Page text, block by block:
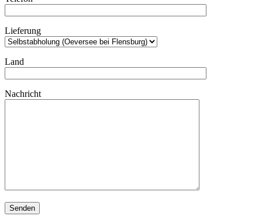
Lieferung
Land
Nachricht